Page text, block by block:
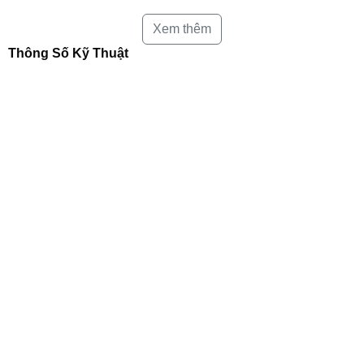
Xem thêm
Thông Số Kỹ Thuật